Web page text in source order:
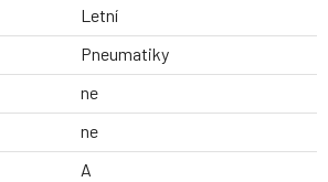
Letní
Pneumatiky
ne
ne
A